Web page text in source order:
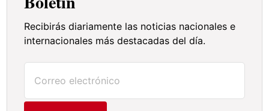
Recibirás diariamente las noticias nacionales e
internacionales más destacadas del día.